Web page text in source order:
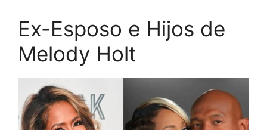
Ex-Esposo e Hijos de
Melody Holt